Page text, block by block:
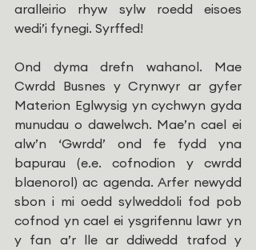
aralleirio rhyw sylw roedd eisoes
wedi’i fynegi. Syrffed!
Ond dyma drefn wahanol. Mae
Cwrdd Busnes y Crynwyr ar gyfer
Materion Eglwysig yn cychwyn gyda
munudau o dawelwch. Mae’n cael ei
alw’n ‘Gwrdd’ ond fe fydd yna
bapurau (e.e. cofnodion y cwrdd
blaenorol) ac agenda. Arfer newydd
sbon i mi oedd sylweddoli fod pob
cofnod yn cael ei ysgrifennu lawr yn
y fan a’r lle ar ddiwedd trafod y